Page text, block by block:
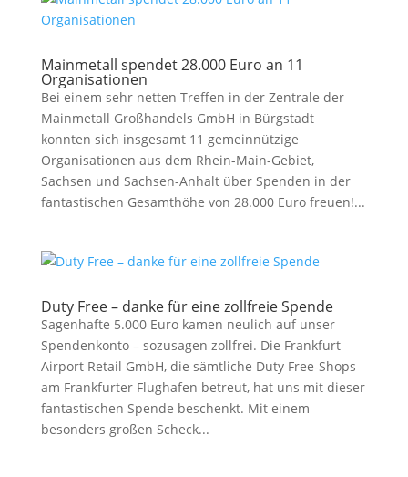
Mainmetall spendet 28.000 Euro an 11
Organisationen
Bei einem sehr netten Treffen in der Zentrale der
Mainmetall Großhandels GmbH in Bürgstadt
konnten sich insgesamt 11 gemeinnützige
Organisationen aus dem Rhein-Main-Gebiet,
Sachsen und Sachsen-Anhalt über Spenden in der
fantastischen Gesamthöhe von 28.000 Euro freuen!...
Duty Free – danke für eine zollfreie Spende
Sagenhafte 5.000 Euro kamen neulich auf unser
Spendenkonto – sozusagen zollfrei. Die Frankfurt
Airport Retail GmbH, die sämtliche Duty Free-Shops
am Frankfurter Flughafen betreut, hat uns mit dieser
fantastischen Spende beschenkt. Mit einem
besonders großen Scheck...